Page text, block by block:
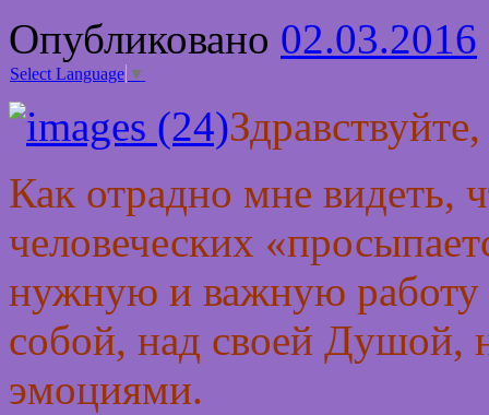
Опубликовано 02.03.2016
Select Language ▼
Как отрадно мне видеть,
человеческих
нужную и важную работу
собой, над своей Душой,
эмоциями.